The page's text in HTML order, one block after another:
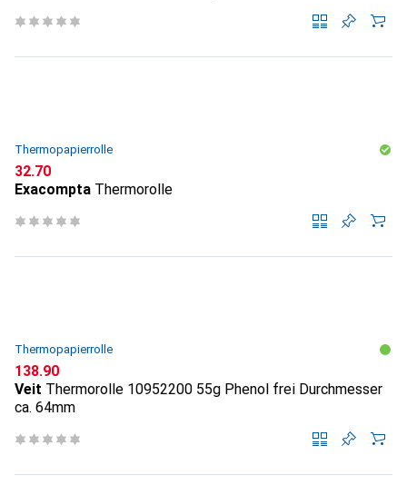
Thermopapierrolle
CHF
32.70
Exacompta Thermorolle
Thermopapierrolle
CHF
138.90
Veit Thermorolle 10952200 55g Phenol frei Durchmesser
ca. 64mm